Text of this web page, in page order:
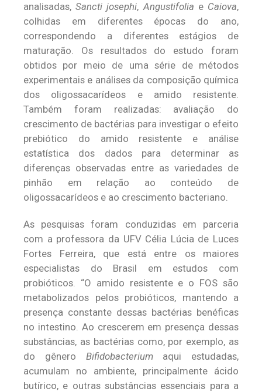
analisadas,Sancti josephi,Angustifolia e Caiova,
colhidas em diferentes épocas do ano,
correspondendo a diferentes estágios de
maturação. Os resultados do estudo foram
obtidos por meio de uma série de métodos
experimentais e análises da composição química
dos oligossacarídeos e amido resistente.
Também foram realizadas: avaliação do
crescimento de bactérias para investigar o efeito
prebiótico do amido resistente e análise
estatística dos dados para determinar as
diferenças observadas entre as variedades de
pinhão em relação ao conteúdo de
oligossacarídeos e ao crescimento bacteriano.
As pesquisas foram conduzidas em parceria
com a professora da UFV Célia Lúcia de Luces
Fortes Ferreira, que está entre os maiores
especialistas do Brasil em estudos com
probióticos. “O amido resistente e o FOS são
metabolizados pelos probióticos, mantendo a
presença constante dessas bactérias benéficas
no intestino. Ao crescerem em presença dessas
substâncias, as bactérias como, por exemplo, as
do gênero Bifidobacteriumaqui estudadas,
acumulam no ambiente, principalmente ácido
butírico, e outras substâncias essenciais para a